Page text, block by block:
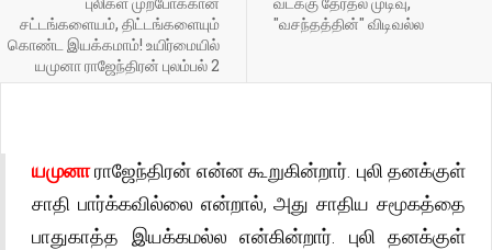
சட்டங்களையம், திட்டங்களையும்
கொண்ட இயக்கமாம்! உயிர்மையில்
யமுனா ராஜேந்திரன் புலம்பல் 2
"வசந்தத்தின்" விடிவல்ல
யமுனாராஜேந்திரன் என்ன கூறுகின்றார். புலி தனக்குள்
சாதி பார்க்கவில்லை என்றால், அது சாதிய சமூகத்தை
பாதுகாத்த இயக்கமல்ல என்கின்றார். புலி தனக்குள்